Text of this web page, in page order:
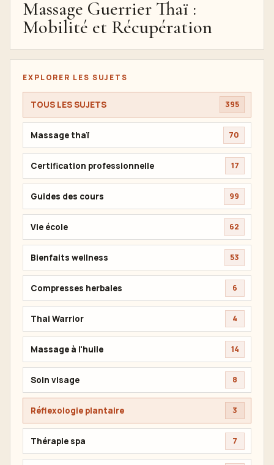
Massage Guerrier Thaï :
Mobilité et Récupération
EXPLORER LES SUJETS
TOUS LES SUJETS 395
Massage thaï 70
Certification professionnelle 17
Guides des cours 99
Vie école 62
Bienfaits wellness 53
Compresses herbales 6
Thai Warrior 4
Massage à l'huile 14
Soin visage 8
Réflexologie plantaire 3
Thérapie spa 7